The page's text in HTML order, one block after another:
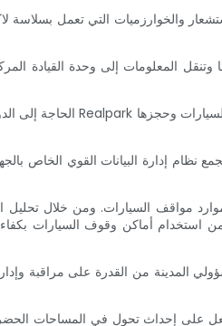
استخدام أماكن وقوف السيارات